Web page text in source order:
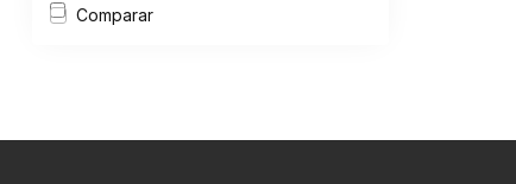
Comparar